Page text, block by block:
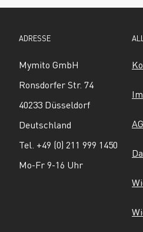
ADRESSE
Mymito GmbH
Ronsdorfer Str. 74
40233 Düsseldorf
Deutschland
Tel. +49 (0) 211 999 1450
Mo-Fr 9-16 Uhr